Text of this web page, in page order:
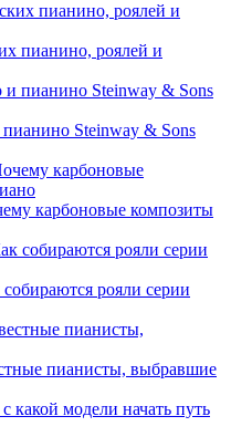
пианино, роялей и
Steinway & Sons
карбоновые композиты
рояли серии
пианисты, выбравшие